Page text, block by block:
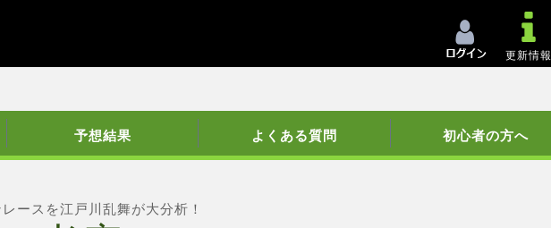
更新情報
予想結果 よくある質問 初心者の方へ
ースを江戸川乱舞が大分析！